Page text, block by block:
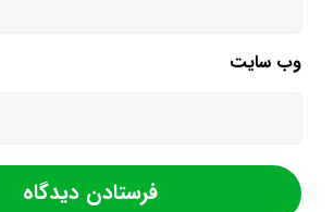
وب‌ سایت